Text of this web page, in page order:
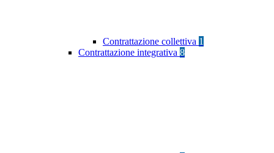
Contrattazione collettiva 1
Contrattazione integrativa 8